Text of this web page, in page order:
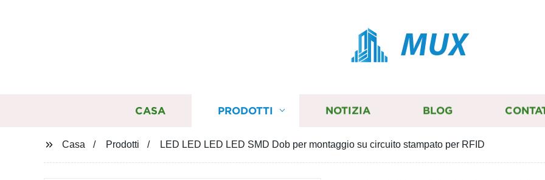
MUX
CASA PRODOTTI NOTIZIA BLOG
Casa Prodotti LED LED LED LED SMD Dob per montaggio su circuito stampato per RFID